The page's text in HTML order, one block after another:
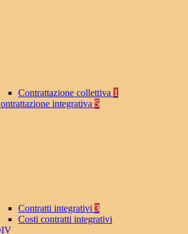
Contrattazione collettiva 1
integrativa 5
Contratti integrativi 3
Costi contratti integrativi